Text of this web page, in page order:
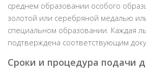
среднем образовании особого
золотой или серебряной медалью
специальном образовании. Каждая
подтверждена соответствующим
Сроки и процедура подачи